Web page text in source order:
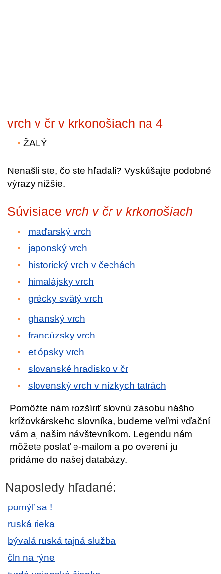
vrch v čr v krkonošiach na 4
ŽALÝ
Nenašli ste, čo ste hľadali? Vyskúšajte podobné
výrazy nižšie.
Súvisiace vrch v čr v krkonošiach
maďarský vrch
japonský vrch
historický vrch v čechách
himalájsky vrch
grécky svätý vrch
ghanský vrch
francúzsky vrch
etiópsky vrch
slovanské hradisko v čr
slovenský vrch v nízkych tatrách
Pomôžte nám rozšíriť slovnú zásobu nášho
krížovkárskeho slovníka, budeme veľmi vďační
vám aj našim návštevníkom. Legendu nám
môžete poslať e-mailom a po overení ju
pridáme do našej databázy.
Naposledy hľadané:
pomýľ sa !
ruská rieka
bývalá ruská tajná služba
čln na rýne